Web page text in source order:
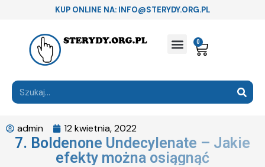
KUP ONLINE NA: INFO@STERYDY.ORG.PL
0
admin 12 kwietnia, 2022
7. Boldenone Undecylenate – Jakie
efekty można osiągnąć